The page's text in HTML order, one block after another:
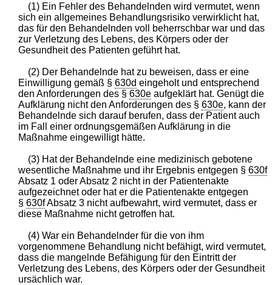
(1) Ein Fehler des Behandelnden wird vermutet, wenn
sich ein allgemeines Behandlungsrisiko verwirklicht hat,
das für den Behandelnden voll beherrschbar war und das
zur Verletzung des Lebens, des Körpers oder der
Gesundheit des Patienten geführt hat.
(2) Der Behandelnde hat zu beweisen, dass er eine
Einwilligung gemäß §630d eingeholt und entsprechend
den Anforderungen des §630e aufgeklärt hat. Genügt die
Aufklärung nicht den Anforderungen des §630e, kann der
Behandelnde sich darauf berufen, dass der Patient auch
im Fall einer ordnungsgemäßen Aufklärung in die
Maßnahme eingewilligt hätte.
(3) Hat der Behandelnde eine medizinisch gebotene
wesentliche Maßnahme und ihr Ergebnis entgegen §630f
Absatz 1 oder Absatz 2 nicht in der Patientenakte
aufgezeichnet oder hat er die Patientenakte entgegen
§630fAbsatz 3 nicht aufbewahrt, wird vermutet, dass er
diese Maßnahme nicht getroffen hat.
(4) War ein Behandelnder für die von ihm
vorgenommene Behandlung nicht befähigt, wird vermutet,
dass die mangelnde Befähigung für den Eintritt der
Verletzung des Lebens, des Körpers oder der Gesundheit
ursächlich war.